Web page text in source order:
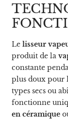
Le lisseur
produit de la
constante
plus doux pour
types secs ou
fonctionne
en céramique